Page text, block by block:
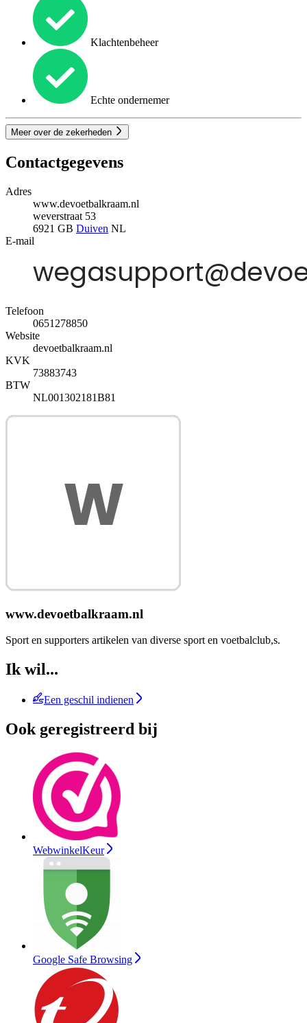
Klachtenbeheer
Echte ondernemer
Meer over de zekerheden
Contactgegevens
Adres
www.devoetbalkraam.nl
weverstraat 53
6921 GB Duiven NL
E-mail
Telefoon
0651278850
Website
devoetbalkraam.nl
KVK
73883743
BTW
NL001302181B81
www.devoetbalkraam.nl
Sport en supporters artikelen van diverse sport en voetbalclub,s.
Ik wil...
Een geschil indienen
Ook geregistreerd bij
WebwinkelKeur
Google Safe Browsing